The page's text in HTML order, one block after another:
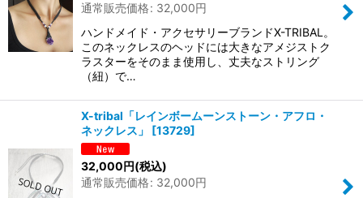
通常販売価格: 32,000円
ハンドメイド・アクセサリーブランドX-TRIBAL。
このネックレスのヘッドには大きなアメジストク
ラスターをそのまま使用し、丈夫なストリング
（紐）で…
X-tribal「レインボームーンストーン・アフロ・
ネックレス」
[13729]
32,000円(税込)
通常販売価格: 32,000円